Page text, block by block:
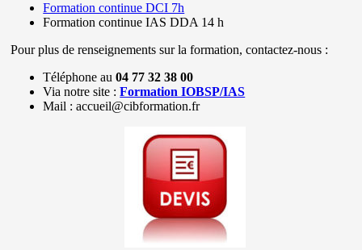
Formation continue DCI 7h
Formation continue IAS DDA 14 h
Pour plus de renseignements sur la formation, contactez-nous :
Téléphone au04 77 32 38 00
Via notre site :Formation IOBSP/IAS
Mail : accueil@cibformation.fr